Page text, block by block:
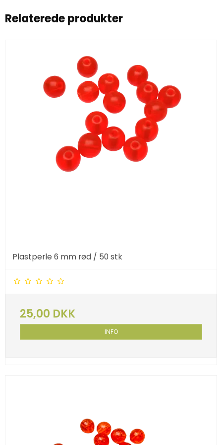
Relaterede produkter
Plastperle 6 mm rød / 50 stk
25,00 DKK
INFO